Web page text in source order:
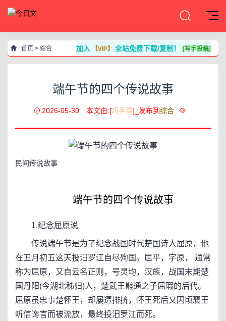
首页 > 综合 加入 【VIP】全站免费下载/复制！[写手投稿]
端午节的四个传说故事
2026-05-30 本文由:[巧手章]_发布到 综合
民间传说故事
端午节的四个传说故事
1.纪念屈原说
传说端午节是为了纪念战国时代楚国诗人屈原，他
在五月初五这天投汨罗江自尽殉国。屈平，字原， 通常
称为屈原，又自云名正则，号灵均，汉族，战国末期楚
国丹阳(今湖北秭归)人，楚武王熊通之子屈瑕的后代。
屈原虽忠事楚怀王，却屡遭排挤，怀王死后又因顷襄王
听信谗言而被流放，最终投汨罗江而死。